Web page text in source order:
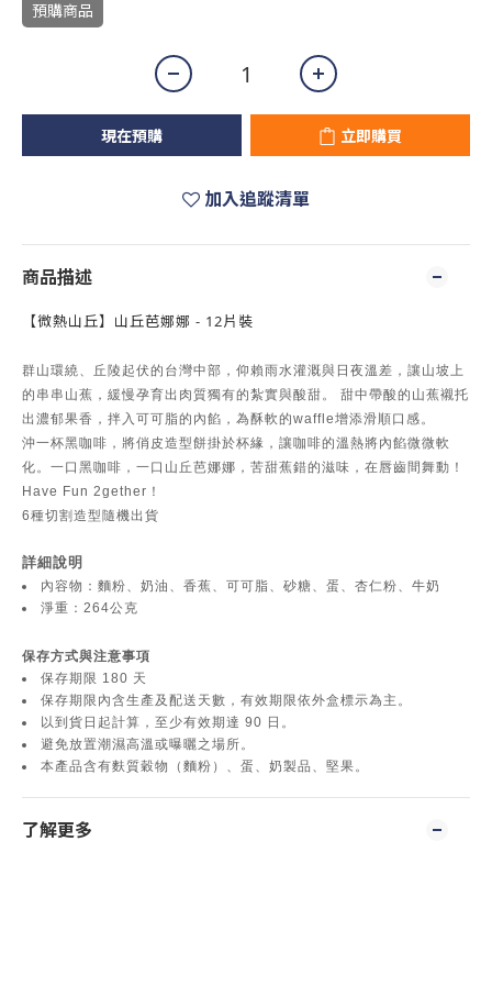
預購商品
現在預購 立即購買
加入追蹤清單
商品描述
【微熱山丘】山丘芭娜娜 - 12片裝
群山環繞、丘陵起伏的台灣中部，仰賴雨水灌溉與日夜溫差，讓山坡上
的串串山蕉，緩慢孕育出肉質獨有的紮實與酸甜。 甜中帶酸的山蕉襯托
出濃郁果香，拌入可可脂的內餡，為酥軟的waffle增添滑順口感。
沖一杯黑咖啡，將俏皮造型餅掛於杯緣，讓咖啡的溫熱將內餡微微軟
化。一口黑咖啡，一口山丘芭娜娜，苦甜蕉錯的滋味，在唇齒間舞動！
Have Fun 2gether！
6種切割造型隨機出貨
詳細說明
內容物：麵粉、奶油、香蕉、可可脂、砂糖、蛋、杏仁粉、牛奶
淨重：264公克
保存方式與注意事項
保存期限 180 天
保存期限內含生產及配送天數，有效期限依外盒標示為主。
以到貨日起計算，至少有效期達 90 日。
避免放置潮濕高溫或曝曬之場所。
本產品含有麩質穀物（麵粉）、蛋、奶製品、堅果。
了解更多